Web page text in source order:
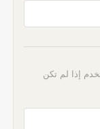
إذا لم تكن